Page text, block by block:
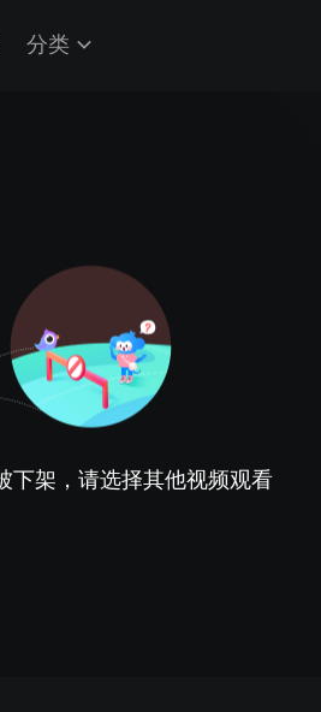
分类
下架，请选择其他视频观看